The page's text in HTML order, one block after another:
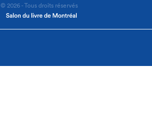
© 2026 - Tous droits réservés